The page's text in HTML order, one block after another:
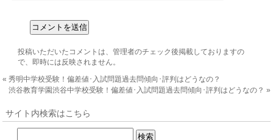
投稿いただいたコメントは、管理者のチェック後掲載しておりますの
で、即時には反映されません。
«秀明中学校受験！偏差値･入試問題過去問傾向･評判はどうなの？
渋谷教育学園渋谷中学校受験！偏差値･入試問題過去問傾向･評判はどうなの？ »
サイト内検索はこちら